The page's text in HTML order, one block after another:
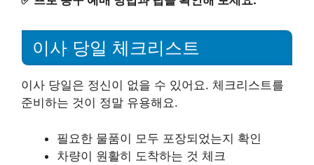
이사 당일 체크리스트
이사 당일은 정신이 없을 수 있어요. 체크리스트를
준비하는 것이 정말 유용해요.
필요한 물품이 모두 포장되었는지 확인
차량이 원활히 도착하는 것 체크